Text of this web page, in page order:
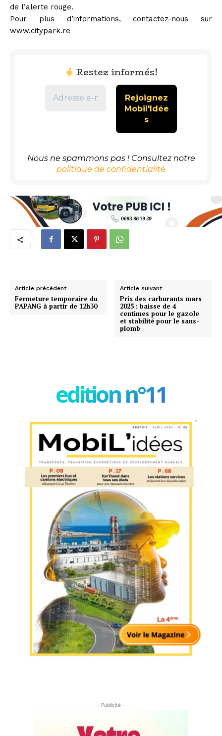
de l’alerte rouge.
Pour plus d’informations, contactez-nous sur
www.citypark.re
Restez informés!
Nous ne spammons pas ! Consultez notre
politique de confidentialité
Article précédent
Fermeture temporaire du
PAPANG à partir de 12h30
Article suivant
Prix des carburants mars
2025 : baisse de 4
centimes pour le gazole
et stabilité pour le sans-
plomb
edition n°11
- Publicité -